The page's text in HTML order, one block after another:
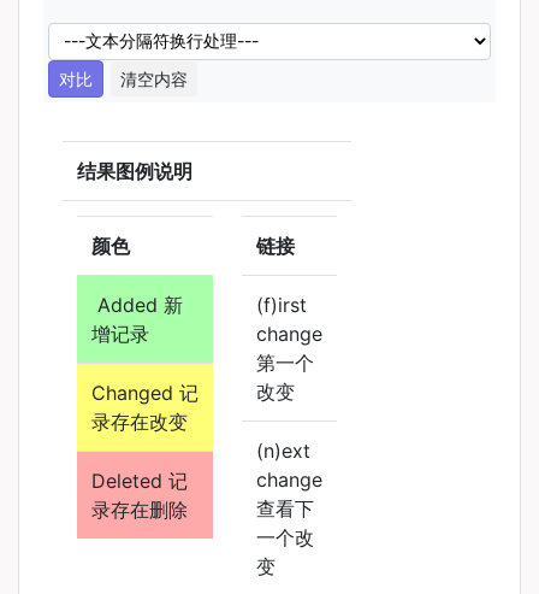
对比 清空内容
结果图例说明
颜色
Added 新
增记录
Changed 记
录存在改变
Deleted 记
录存在删除
链接
(f)irst
change
第一个
改变
(n)ext
change
查看下
一个改
变